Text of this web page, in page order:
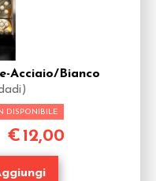
Acciaio/Bianco
DISPONIBILE
€12,00